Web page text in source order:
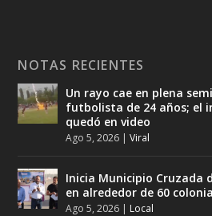
NOTAS RECIENTES
Un rayo cae en plena
futbolista de 24 años; el
quedó en video
Ago 5, 2026 |Viral
Inicia Municipio Cruzada
en alrededor de 60
Ago 5, 2026 | Local